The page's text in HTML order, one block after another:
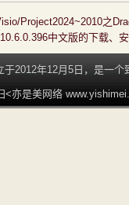
Project2024~2010之
中文版的下载、
于2012年12月5日，是一
<亦是美网络